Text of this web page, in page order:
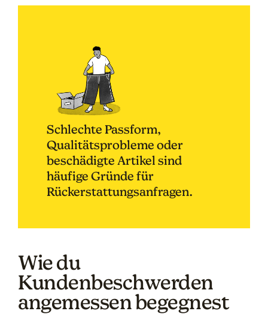
Schlechte Passform,
Qualitätsprobleme oder
beschädigte Artikel sind
häufige Gründe für
Rückerstattungsanfragen.
Wie du
Kundenbeschwerden
angemessen begegnest